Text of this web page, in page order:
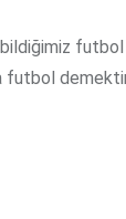
bildiğimiz
futbol